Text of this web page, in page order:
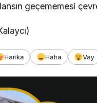
geçememesi
Harika Haha Vay